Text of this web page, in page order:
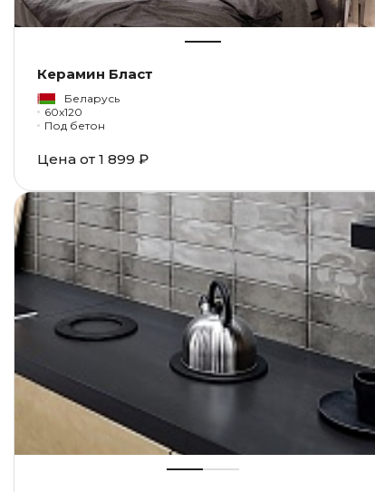
Керамин Бласт
Беларусь
60x120
Под бетон
Цена от 1 899 ₽